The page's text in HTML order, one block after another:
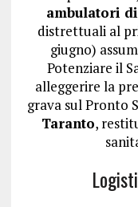
ambulatori
distrettuali al
giugno)
Potenziare il
alleggerire la
grava sul Pronto
Taranto,